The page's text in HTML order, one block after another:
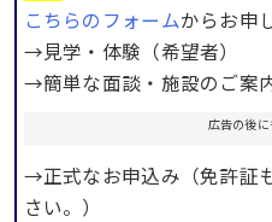
こちらのフォームからお申
→見学・体験（希望者）
→簡単な面談・施設のご案
広告の後
→正式なお申込み（免許証
さい。）